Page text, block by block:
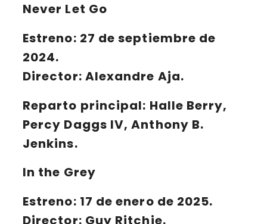
Never Let Go
Estreno: 27 de septiembre de
2024.
Director: Alexandre Aja.
Reparto principal: Halle Berry,
Percy Daggs IV, Anthony B.
Jenkins.
In the Grey
Estreno: 17 de enero de 2025.
Director: Guy Ritchie.